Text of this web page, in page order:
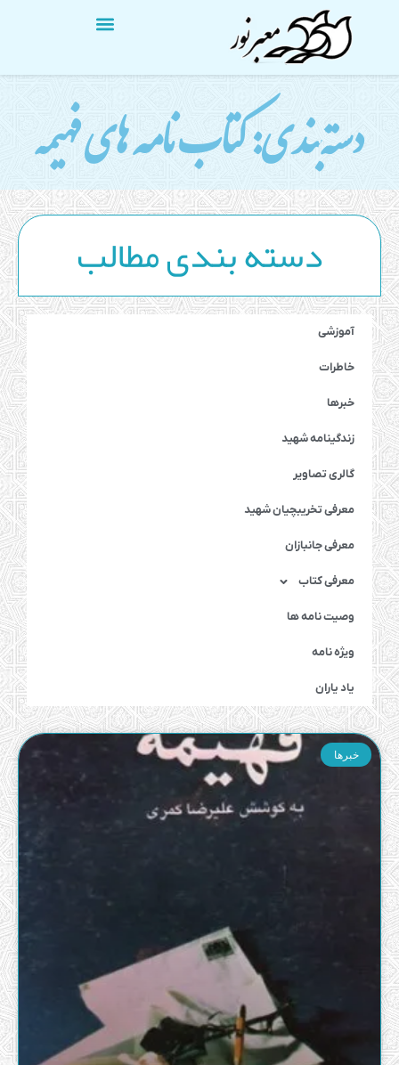
دسته‌بندی: کتاب نامه های فهیمه
دسته بندی مطالب
آموزشی
خاطرات
خبرها
زندگینامه شهید
گالری تصاویر
معرفی تخریبچیان شهید
معرفی جانبازان
معرفی کتاب
وصیت نامه ها
ویژه نامه
یاد یاران
خبرها